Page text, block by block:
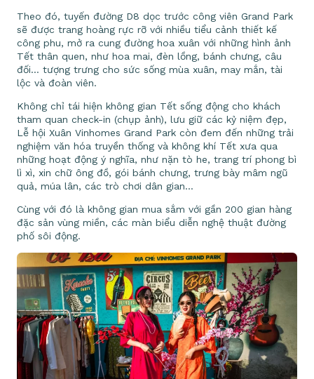
Theo đó, tuyến đường D8 dọc trước công viên Grand Park
sẽ được trang hoàng rực rỡ với nhiều tiểu cảnh thiết kế
công phu, mở ra cung đường hoa xuân với những hình ảnh
Tết thân quen, như hoa mai, đèn lồng, bánh chưng, câu
đối… tượng trưng cho sức sống mùa xuân, may mắn, tài
lộc và đoàn viên.
Không chỉ tái hiện không gian Tết sống động cho khách
tham quan check-in (chụp ảnh), lưu giữ các kỷ niệm đẹp,
Lễ hội Xuân Vinhomes Grand Park còn đem đến những trải
nghiệm văn hóa truyền thống và không khí Tết xưa qua
những hoạt động ý nghĩa, như nặn tò he, trang trí phong bì
lì xì, xin chữ ông đồ, gói bánh chưng, trưng bày mâm ngũ
quả, múa lân, các trò chơi dân gian…
Cùng với đó là không gian mua sắm với gần 200 gian hàng
đặc sản vùng miền, các màn biểu diễn nghệ thuật đường
phố sôi động.